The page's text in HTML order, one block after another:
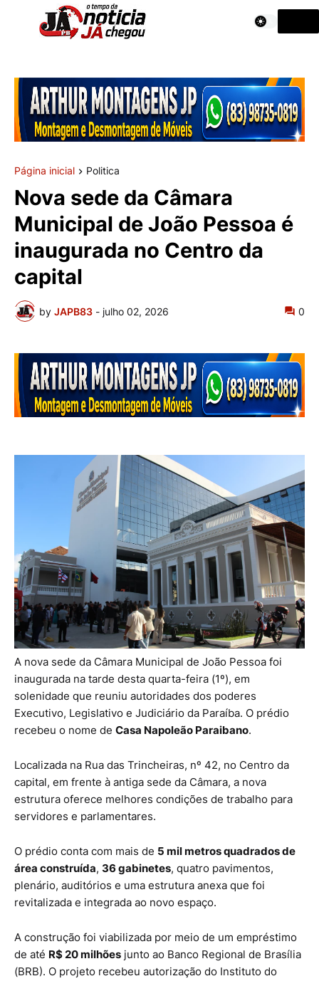
Página inicial Politica
Nova sede da Câmara
Municipal de João Pessoa é
inaugurada no Centro da
capital
by JAPB83 - julho 02, 2026 0
A nova sede da Câmara Municipal de João Pessoa foi
inaugurada na tarde desta quarta-feira (1º), em
solenidade que reuniu autoridades dos poderes
Executivo, Legislativo e Judiciário da Paraíba. O prédio
recebeu o nome de Casa Napoleão Paraibano.
Localizada na Rua das Trincheiras, nº 42, no Centro da
capital, em frente à antiga sede da Câmara, a nova
estrutura oferece melhores condições de trabalho para
servidores e parlamentares.
O prédio conta com mais de 5 mil metros quadrados de
área construída, 36 gabinetes, quatro pavimentos,
plenário, auditórios e uma estrutura anexa que foi
revitalizada e integrada ao novo espaço.
A construção foi viabilizada por meio de um empréstimo
de até R$ 20 milhões junto ao Banco Regional de Brasília
(BRB). O projeto recebeu autorização do Instituto do